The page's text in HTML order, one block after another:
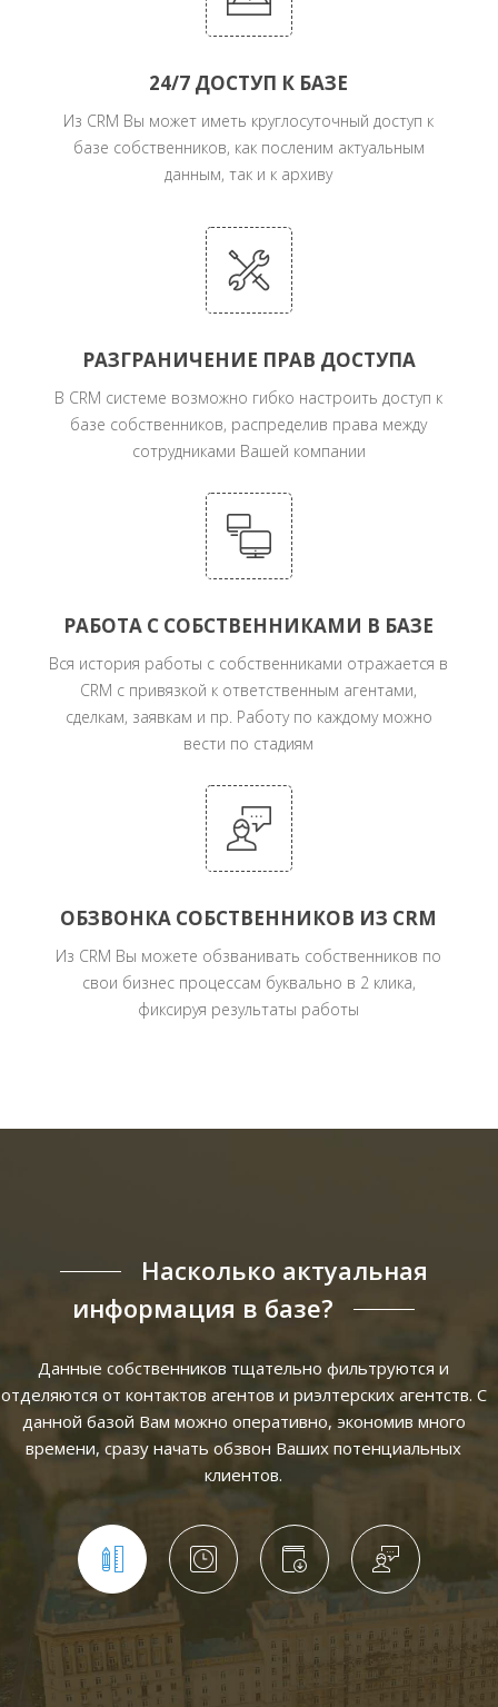
24/7 ДОСТУП К БАЗЕ
Из CRM Вы может иметь круглосуточный доступ к
базе собственников, как посленим актуальным
данным, так и к архиву
РАЗГРАНИЧЕНИЕ ПРАВ ДОСТУПА
В CRM системе возможно гибко настроить доступ к
базе собственников, распределив права между
сотрудниками Вашей компании
РАБОТА С СОБСТВЕННИКАМИ В БАЗЕ
Вся история работы с собственниками отражается в
CRM с привязкой к ответственным агентами,
сделкам, заявкам и пр. Работу по каждому можно
вести по стадиям
ОБЗВОНКА СОБСТВЕННИКОВ ИЗ CRM
Из CRM Вы можете обзванивать собственников по
свои бизнес процессам буквально в 2 клика,
фиксируя результаты работы
Насколько актуальная
информация в базе?
Данные собственников тщательно фильтруются и
отделяются от контактов агентов и риэлтерских агентств. С
данной базой Вам можно оперативно, экономив много
времени, сразу начать обзвон Ваших потенциальных
клиентов.